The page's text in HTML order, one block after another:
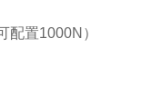
配置1000N）